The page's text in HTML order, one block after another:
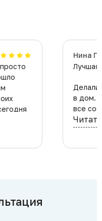
Нина
Лучшая
Делали
в дом.
все